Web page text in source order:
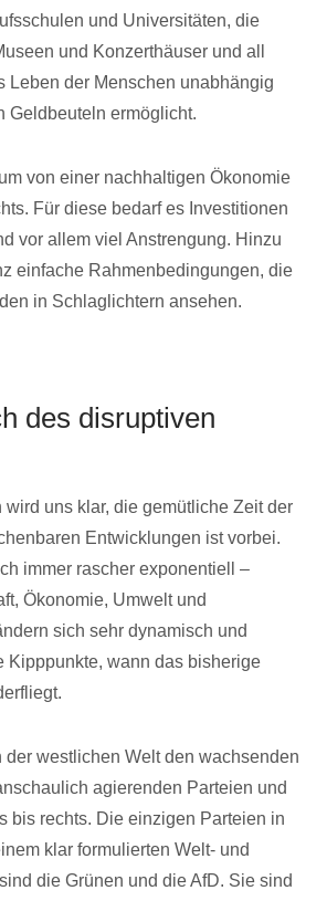
und Universitäten, die
und Konzerthäuser und all
Leben der Menschen unabhängig
Geldbeuteln ermöglicht.
von einer nachhaltigen Ökonomie
Für diese bedarf es Investitionen
vor allem viel Anstrengung. Hinzu
einfache Rahmenbedingungen, die
in Schlaglichtern ansehen.
des disruptiven
wird uns klar, die gemütliche Zeit der
Entwicklungen ist vorbei.
immer rascher exponentiell –
Ökonomie, Umwelt und
sich sehr dynamisch und
Kipppunkte, wann das bisherige
der westlichen Welt den wachsenden
agierenden Parteien und
bis rechts. Die einzigen Parteien in
klar formulierten Welt- und
die Grünen und die AfD. Sie sind